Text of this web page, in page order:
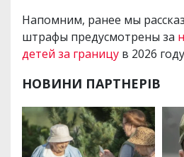
Напомним, ранее мы
штрафы предусмотрены за
детей за границу в 2026